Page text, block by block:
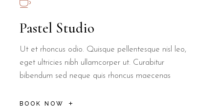
Pastel Studio
Ut et rhoncus odio. Quisque pellentesque nisl leo,
eget ultricies nibh ullamcorper ut. Curabitur
bibendum sed neque quis rhoncus maecenas
BOOK NOW